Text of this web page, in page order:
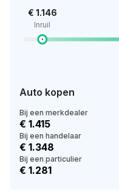
€ 1.146
Inruil
Auto kopen
Bij een merkdealer
€ 1.415
Bij een handelaar
€ 1.348
Bij een particulier
€ 1.281